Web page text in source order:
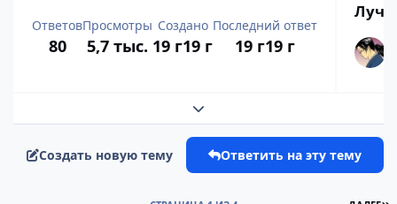
Ответов
80
Просмотры
5,7 тыс.
Создано
19 г19 г
Последний ответ
19 г19 г
Развернуть обзор темы
Создать новую тему Ответить на эту тему